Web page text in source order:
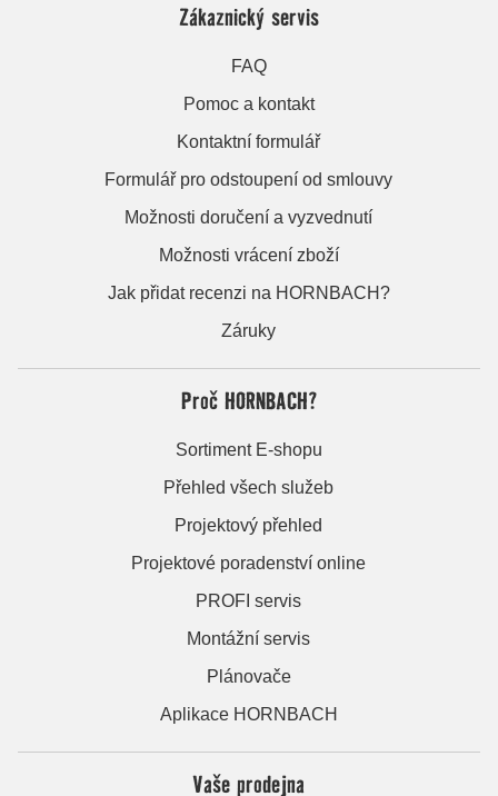
Zákaznický servis
FAQ
Pomoc a kontakt
Kontaktní formulář
Formulář pro odstoupení od smlouvy
Možnosti doručení a vyzvednutí
Možnosti vrácení zboží
Jak přidat recenzi na HORNBACH?
Záruky
Proč HORNBACH?
Sortiment E-shopu
Přehled všech služeb
Projektový přehled
Projektové poradenství online
PROFI servis
Montážní servis
Plánovače
Aplikace HORNBACH
Vaše prodejna